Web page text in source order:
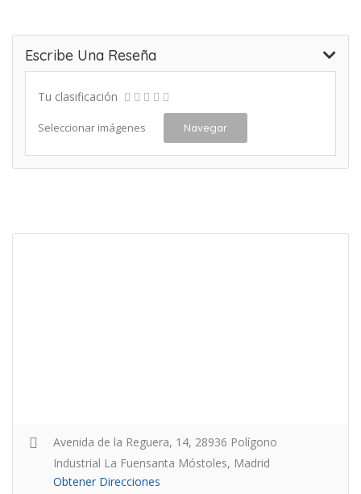
Escribe Una Reseña
Tu clasificación
Seleccionar imágenes Navegar
Avenida de la Reguera, 14, 28936 Polígono
Industrial La Fuensanta Móstoles, Madrid
Obtener Direcciones